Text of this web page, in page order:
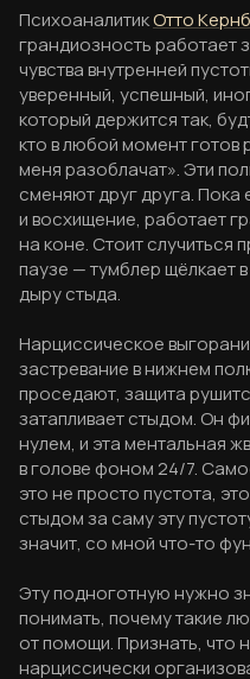
ПсихоаналитикОтто
грандиозность работает
чувства внутренней
уверенный, успешный,
который держится так,
кто в любой момент готов
меня разоблачат». Эти
сменяют друг друга. Пока
и восхищение, работает
на коне. Стоит случиться
паузе — тумблер щёлкает
дыру стыда.
Нарциссическое
застревание в нижнем
проседают, защита
затапливает стыдом. Он
нулем, и эта ментальная
в голове фоном 24/7.
это не просто пустота,
стыдом за саму эту
значит, со мной что-то
Эту подноготную нужно
понимать, почему такие
от помощи. Признать, что
нарциссически